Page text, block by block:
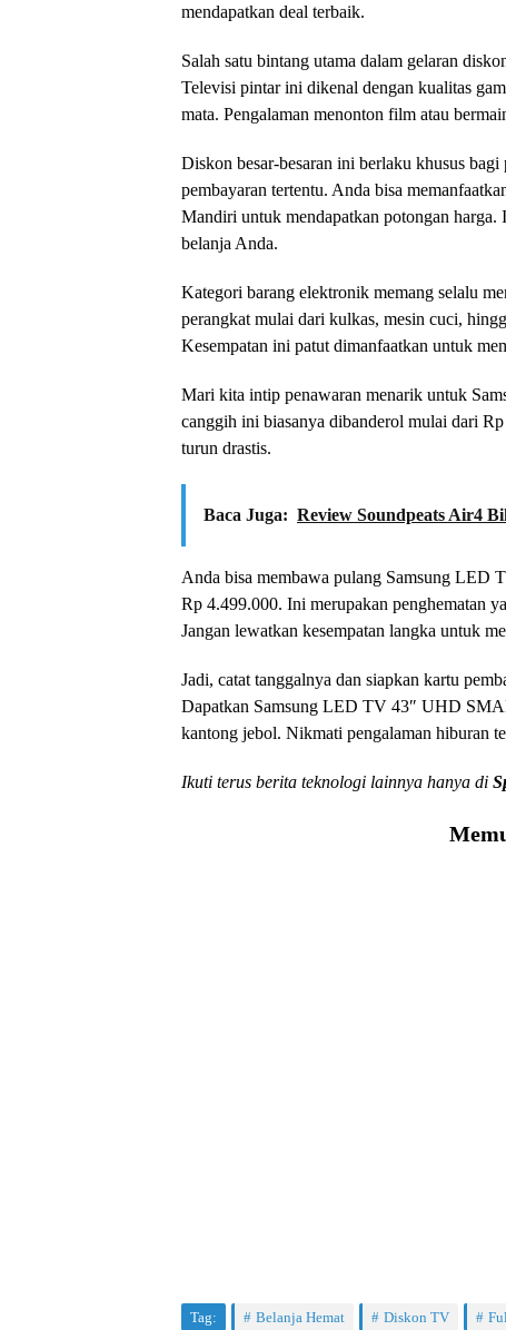
mendapatkan deal terbaik.
Salah satu bintang utama dalam gelaran
Televisi pintar ini dikenal dengan kualitas
mata. Pengalaman menonton film atau
Diskon besar-besaran ini berlaku khusus
pembayaran tertentu. Anda bisa
Mandiri untuk mendapatkan potongan harga.
belanja Anda.
Kategori barang elektronik memang selalu
perangkat mulai dari kulkas, mesin cuci,
Kesempatan ini patut dimanfaatkan untuk
Mari kita intip penawaran menarik untuk
canggih ini biasanya dibanderol mulai dari
turun drastis.
Baca Juga: Review Soundpeats Air4
Anda bisa membawa pulang Samsung
Rp 4.499.000. Ini merupakan penghematan
Jangan lewatkan kesempatan langka untuk
Jadi, catat tanggalnya dan siapkan kartu
Dapatkan Samsung LED TV 43″ UHD
kantong jebol. Nikmati pengalaman hiburan
Ikuti terus berita teknologi lainnya hanya di
Tag: Belanja Hemat Diskon TV